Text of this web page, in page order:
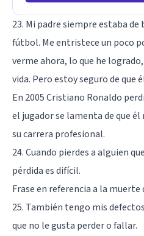
23. Mi padre siempre estaba
fútbol. Me entristece un poco
verme ahora, lo que he
vida. Pero estoy seguro de que
En 2005 Cristiano Ronaldo
el jugador se lamenta de que
su carrera profesional.
24. Cuando pierdes a alguien
pérdida es difícil.
Frase en referencia a la muerte
25. También tengo mis
que no le gusta perder o fallar.